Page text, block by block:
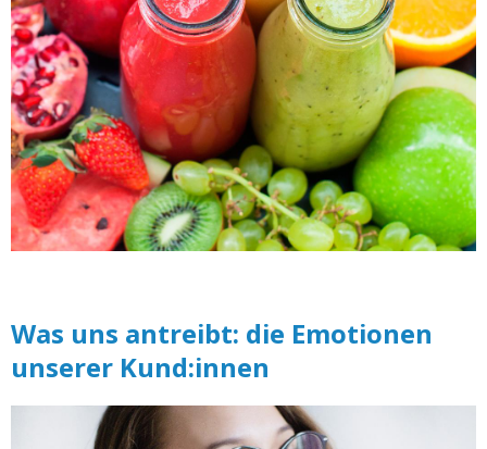
Was uns antreibt: die Emotionen
unserer Kund:innen